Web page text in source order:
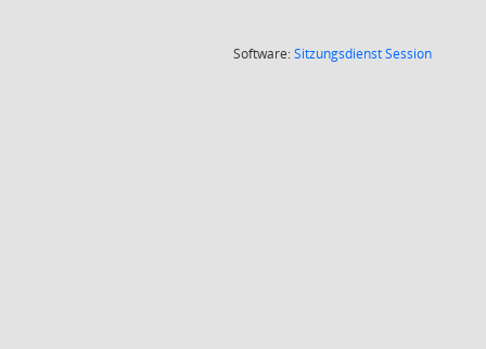
Software:SitzungsdienstSession(Wird in